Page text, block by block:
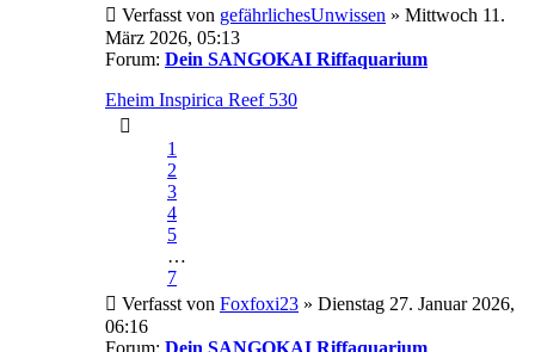
Verfasst von gefährlichesUnwissen » Mittwoch 11.
März 2026, 05:13
Forum: Dein SANGOKAI Riffaquarium
Eheim Inspirica Reef 530
1
2
3
4
5
…
7
Verfasst von Foxfoxi23 » Dienstag 27. Januar 2026,
06:16
Forum: Dein SANGOKAI Riffaquarium